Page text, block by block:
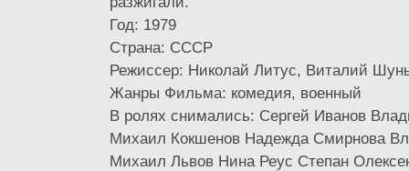
Год: 1979
Страна: СССР
Режиссер: Николай Литус, Виталий
Жанры Фильма: комедия, военный
В ролях снимались: Сергей Иванов
Михаил Кокшенов Надежда Смирнова
Михаил Львов Нина Реус Степан